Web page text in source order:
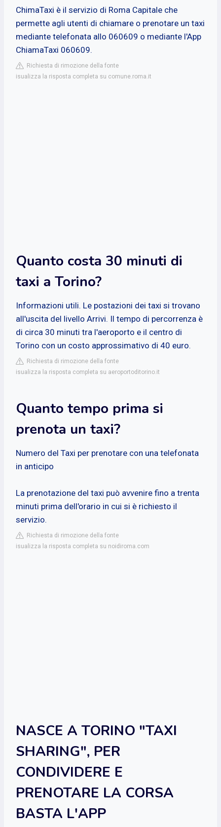
ChimaTaxi è il servizio di Roma Capitale che
permette agli utenti di chiamare o prenotare un taxi
mediante telefonata allo 060609 o mediante l'App
ChiamaTaxi 060609.
Richiesta di rimozione della fonte
isualizza la risposta completa su comune.roma.it
Quanto costa 30 minuti di
taxi a Torino?
Informazioni utili. Le postazioni dei taxi si trovano
all'uscita del livello Arrivi. Il tempo di percorrenza è
di circa 30 minuti tra l'aeroporto e il centro di
Torino con un costo approssimativo di 40 euro.
Richiesta di rimozione della fonte
isualizza la risposta completa su aeroportoditorino.it
Quanto tempo prima si
prenota un taxi?
Numero del Taxi per prenotare con una telefonata
in anticipo
La prenotazione del taxi può avvenire fino a trenta
minuti prima dell'orario in cui si è richiesto il
servizio.
Richiesta di rimozione della fonte
isualizza la risposta completa su noidiroma.com
NASCE A TORINO "TAXI
SHARING", PER
CONDIVIDERE E
PRENOTARE LA CORSA
BASTA L'APP